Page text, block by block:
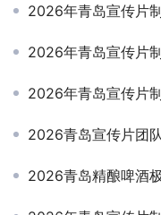
2026年青岛宣传片
2026年青岛宣传片
2026年青岛宣传片制作
2026青岛宣传片团
2026青岛精酿啤酒